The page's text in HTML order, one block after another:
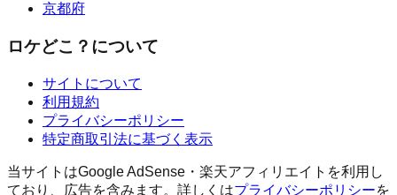
京都府
ロケどこ？について
サイトについて
利用規約
プライバシーポリシー
特定商取引法に基づく表示
当サイトはGoogle AdSense・楽天アフィリエイトを利用し
ており、広告を含みます。詳しくはプライバシーポリシーを